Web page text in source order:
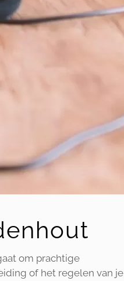
om prachtige
of het regelen van je